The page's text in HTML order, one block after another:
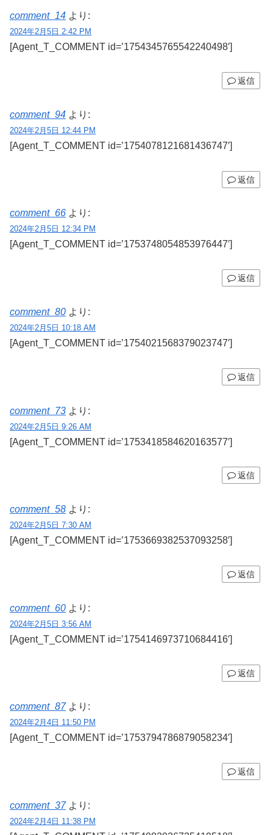
comment_14 より:
2024年2月5日 2:42 PM
[Agent_T_COMMENT id=’1754345765542240498′]
返信
comment_94 より:
2024年2月5日 12:44 PM
[Agent_T_COMMENT id=’1754078121681436747′]
返信
comment_66 より:
2024年2月5日 12:34 PM
[Agent_T_COMMENT id=’1753748054853976447′]
返信
comment_80 より:
2024年2月5日 10:18 AM
[Agent_T_COMMENT id=’1754021568379023747′]
返信
comment_73 より:
2024年2月5日 9:26 AM
[Agent_T_COMMENT id=’1753418584620163577′]
返信
comment_58 より:
2024年2月5日 7:30 AM
[Agent_T_COMMENT id=’1753669382537093258′]
返信
comment_60 より:
2024年2月5日 3:56 AM
[Agent_T_COMMENT id=’1754146973710684416′]
返信
comment_87 より:
2024年2月4日 11:50 PM
[Agent_T_COMMENT id=’1753794786879058234′]
返信
comment_37 より:
2024年2月4日 11:38 PM